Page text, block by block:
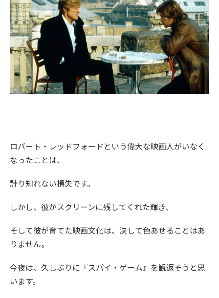
ロバート・レッドフォードという偉大な映画人がいなく
なったことは、
計り知れない損失です。
しかし、彼がスクリーンに残してくれた輝き、
そして彼が育てた映画文化は、決して色あせることはあ
りません。
今夜は、久しぶりに『スパイ・ゲーム』を観返そうと思
います。